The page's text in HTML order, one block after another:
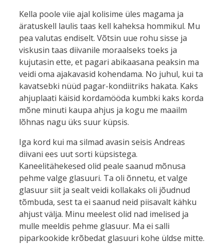
Kella poole viie ajal kolisime üles magama ja
äratuskell laulis taas kell kaheksa hommikul. Mu
pea valutas endiselt. Võtsin uue rohu sisse ja
viskusin taas diivanile moraalseks toeks ja
kujutasin ette, et pagari abikaasana peaksin ma
veidi oma ajakavasid kohendama. No juhul, kui ta
kavatsebki nüüd pagar-kondiitriks hakata. Kaks
ahjuplaati käisid kordamööda kumbki kaks korda
mõne minuti kaupa ahjus ja kogu me maailm
lõhnas nagu üks suur küpsis.
Iga kord kui ma silmad avasin seisis Andreas
diivani ees uut sorti küpsistega.
Kaneelitähekesed olid peale saanud mõnusa
pehme valge glasuuri. Ta oli õnnetu, et valge
glasuur siit ja sealt veidi kollakaks oli jõudnud
tõmbuda, sest ta ei saanud neid piisavalt kähku
ahjust välja. Minu meelest olid nad imelised ja
mulle meeldis pehme glasuur. Ma ei salli
piparkookide krõbedat glasuuri kohe üldse mitte.